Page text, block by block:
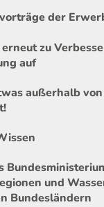
der
zu
auf
außerhalb
und
Bundesländern